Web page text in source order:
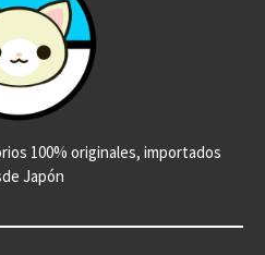
100% originales, importados
Japón